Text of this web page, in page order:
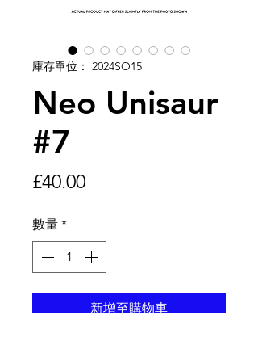
庫存單位： 2024SO15
Neo Unisaur
#7
£40.00價
數量 *
新增至購物車